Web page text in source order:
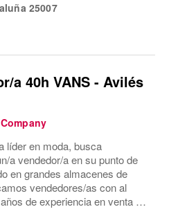
el que todos se sienten
25007
a 40h VANS - Avilés
líder en moda, busca
a vendedor/a en su punto de
en grandes almacenes de
vendedores/as con al
de experiencia en venta de